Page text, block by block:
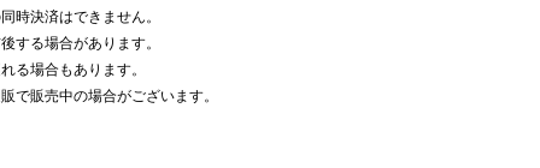
時決済はできません。
する場合があります。
る場合もあります。
で販売中の場合がございます。